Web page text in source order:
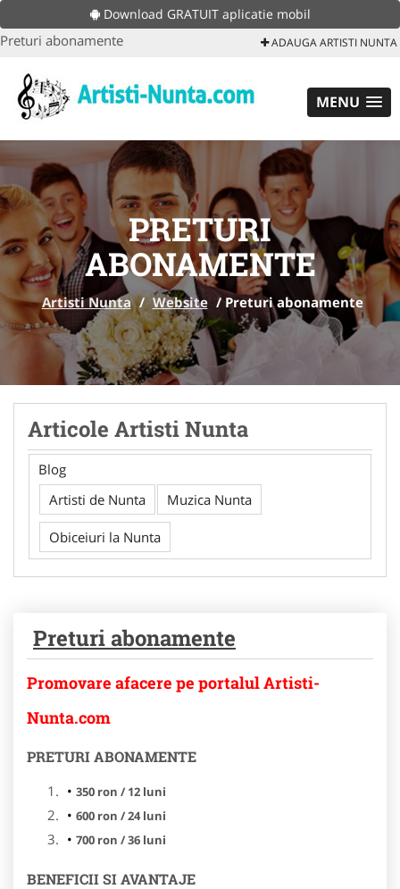
Download GRATUIT aplicatie mobil
Preturi abonamente ADAUGA ARTISTI NUNTA
MENU
PRETURI
ABONAMENTE
Artisti Nunta / Website / Preturi abonamente
Articole Artisti Nunta
Blog
Artisti de Nunta
Muzica Nunta
Obiceiuri la Nunta
Preturi abonamente
Promovare afacere pe portalul Artisti-
Nunta.com
PRETURI ABONAMENTE
350 ron / 12 luni
600 ron / 24 luni
700 ron / 36 luni
BENEFICII SI AVANTAJE